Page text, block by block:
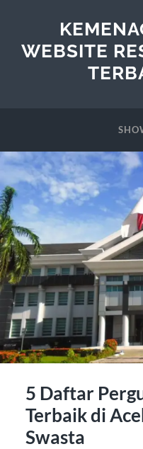
WEBSITE
5 Daftar
Terbaik di
Swasta